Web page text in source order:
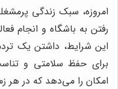
امروزه، سبک زندگی
رفتن به باشگاه و انجام
این شرایط، داشتن یک
برای حفظ سلامتی و
امکان را می‌دهد که در هر